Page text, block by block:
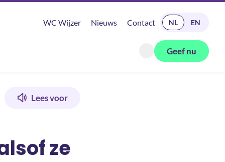
WC Wijzer Nieuws Contact READ IN ENGLISH
NL EN
Zoeken openen
Geef nu
Lees voor
ze